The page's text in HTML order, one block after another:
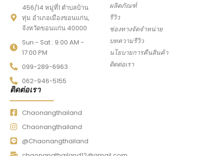
456/14 หมู่ที่1 ตำบลบ้าน
ทุ่ม อำเภอเมืองขอนแก่น,
จังหวัดขอนแก่น 40000
Sun - Sat : 9:00 AM -
17:00 PM
099-289-6963
062-946-5155
ผลิตภัณฑ์
รีวิว
ช่องทางจัดจำหน่าย
บทความรีวิว
นโยบายการคืนสินค้า
ติดต่อเรา
ติดต่อเรา
Chaonangthailand
Chaonangthailand
@Chaonangthailand